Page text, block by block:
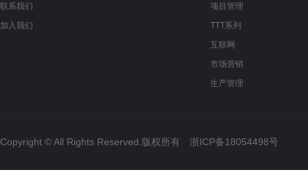
联系我们
加入我们
项目管理
TTT系列
互联网
市场营销
生产管理
Copyright © All Rights Reserved.版权所有 浙ICP备18054498号